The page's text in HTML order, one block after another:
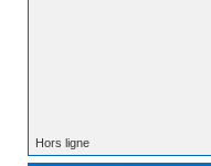
Hors ligne